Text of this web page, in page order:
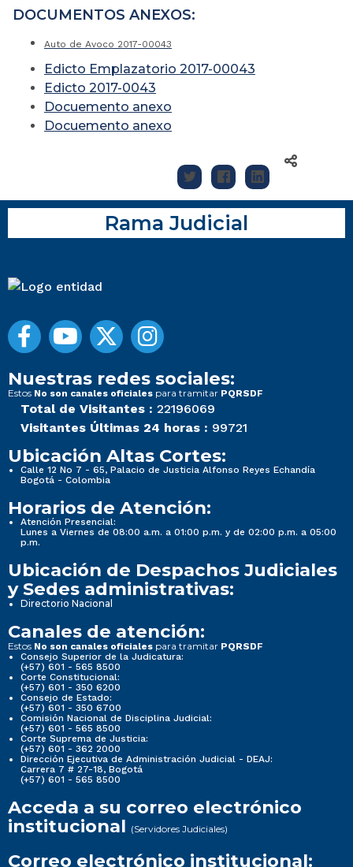
DOCUMENTOS ANEXOS:
Auto de Avoco 2017-00043
Edicto Emplazatorio 2017-00043
Edicto 2017-0043
Docuemento anexo
Docuemento anexo
Rama Judicial
Nuestras redes sociales:
Estos No son canales oficiales para tramitar PQRSDF
Total de Visitantes : 22196069
Visitantes Últimas 24 horas : 99721
Ubicación Altas Cortes:
Calle 12 No 7 - 65, Palacio de Justicia Alfonso Reyes Echandía
Bogotá - Colombia
Horarios de Atención:
Atención Presencial:
Lunes a Viernes de 08:00 a.m. a 01:00 p.m. y de 02:00 p.m. a 05:00
p.m.
Ubicación de Despachos Judiciales
y Sedes administrativas:
Directorio Nacional
Canales de atención:
Estos No son canales oficiales para tramitar PQRSDF
Consejo Superior de la Judicatura:
(+57) 601 - 565 8500
Corte Constitucional:
(+57) 601 - 350 6200
Consejo de Estado:
(+57) 601 - 350 6700
Comisión Nacional de Disciplina Judicial:
(+57) 601 - 565 8500
Corte Suprema de Justicia:
(+57) 601 - 362 2000
Dirección Ejecutiva de Administración Judicial - DEAJ:
Carrera 7 # 27-18, Bogotá
(+57) 601 - 565 8500
Acceda a su correo electrónico
institucional (Servidores Judiciales)
Correo electrónico institucional: